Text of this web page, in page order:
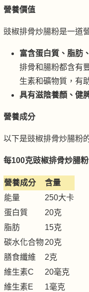
營養價值
豉椒排骨炒腸粉是一道
富含蛋白質、脂肪
排骨和腸粉都含有
生素和礦物質，有
具有滋陰養顏、健
營養成分
以下是豉椒排骨炒腸粉
每100克豉椒排骨炒腸
營養成分
含量
能量
250大卡
蛋白質
20克
脂肪
15克
碳水化合物20克
膳食纖維
2克
維生素C
20毫克
維生素E
1毫克